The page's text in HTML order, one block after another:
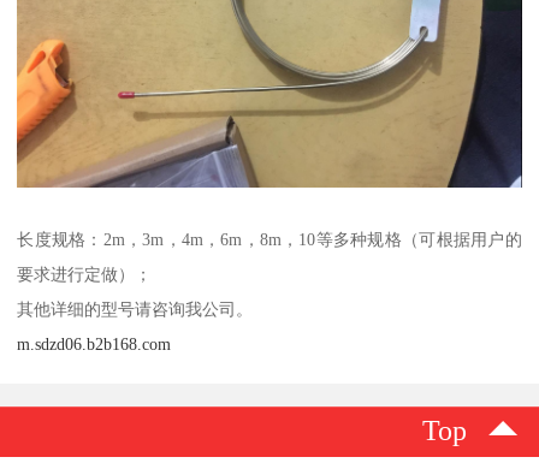
长度规格：2m，3m，4m，6m，8m，10等多种规格（可根据用户的
要求进行定做）；
其他详细的型号请咨询我公司。
m.sdzd06.b2b168.com
Top